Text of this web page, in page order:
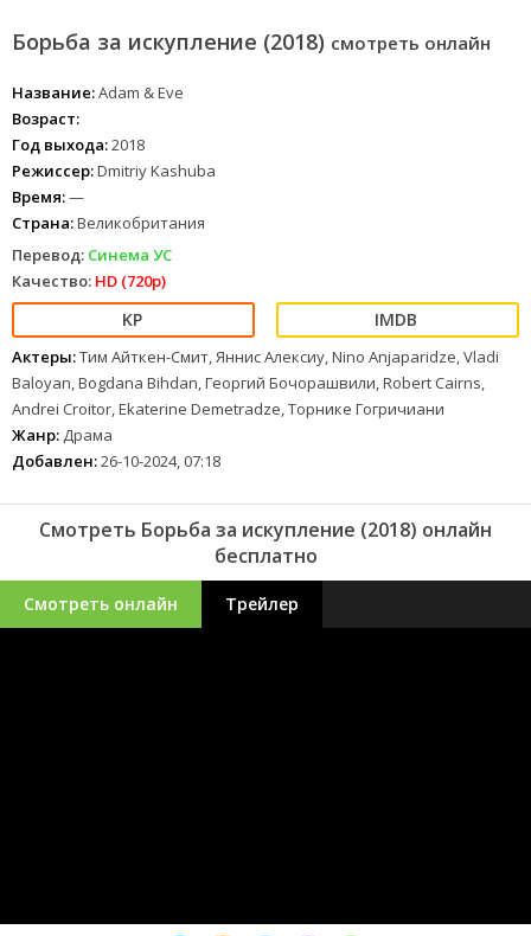
Борьба за искупление (2018) смотреть онлайн
Название:Adam & Eve
Возраст:
Год выхода:2018
Режиссер:Dmitriy Kashuba
Время:—
Страна:Великобритания
Перевод: Синема УС
Качество: HD (720p)
Актеры:Тим Айткен-Смит, Яннис Алексиу, Nino Anjaparidze, Vladi
Baloyan, Bogdana Bihdan, Георгий Бочорашвили, Robert Cairns,
Andrei Croitor, Ekaterine Demetradze, Торнике Гогричиани
Жанр: Драма
Добавлен:26-10-2024, 07:18
Смотреть Борьба за искупление (2018) онлайн
бесплатно
Смотреть онлайн Трейлер